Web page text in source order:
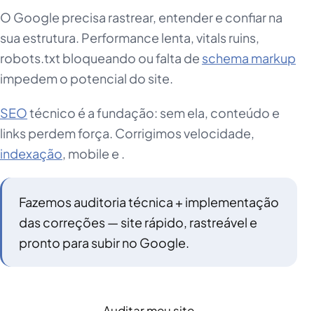
O Google precisa rastrear, entender e confiar na
sua estrutura. Performance lenta, vitals ruins,
robots.txt bloqueando ou falta de schema markup
impedem o potencial do site.
SEOtécnico é a fundação: sem ela, conteúdo e
links perdem força. Corrigimos velocidade,
indexação, mobile e .
Fazemos auditoria técnica + implementação
das correções — site rápido, rastreável e
pronto para subir no Google.